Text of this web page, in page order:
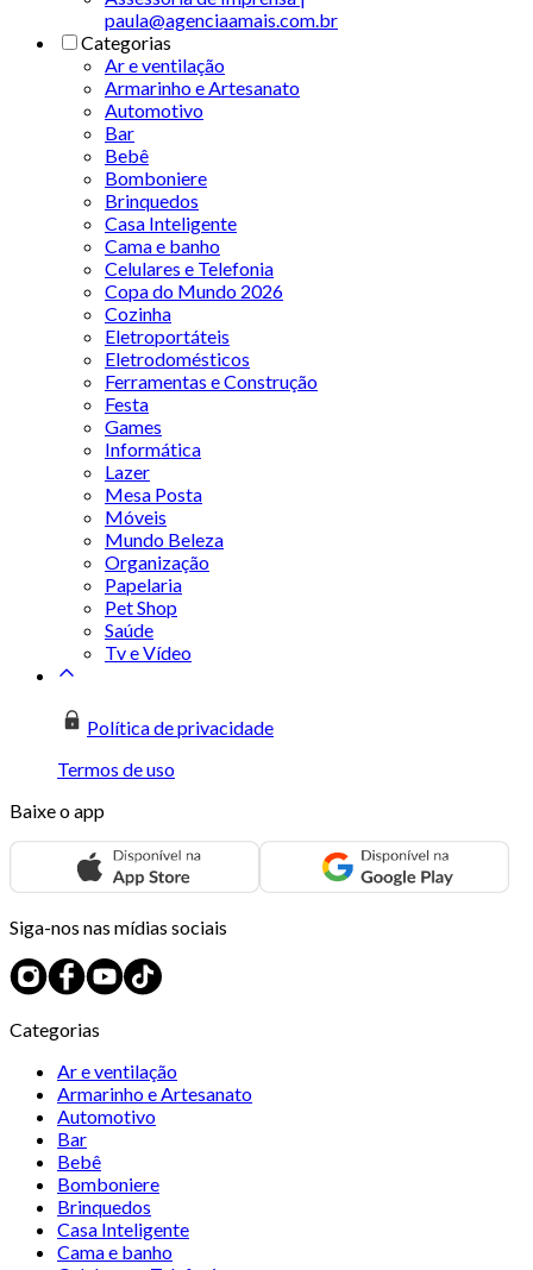
paula@agenciaamais.com.br
Categorias
Ar e ventilação
Armarinho e Artesanato
Automotivo
Bar
Bebê
Bomboniere
Brinquedos
Casa Inteligente
Cama e banho
Celulares e Telefonia
Copa do Mundo 2026
Cozinha
Eletroportáteis
Eletrodomésticos
Ferramentas e Construção
Festa
Games
Informática
Lazer
Mesa Posta
Móveis
Mundo Beleza
Organização
Papelaria
Pet Shop
Saúde
Tv e Vídeo
Política de privacidade
Termos de uso
Baixe o app
Siga-nos nas mídias sociais
Categorias
Ar e ventilação
Armarinho e Artesanato
Automotivo
Bar
Bebê
Bomboniere
Brinquedos
Casa Inteligente
Cama e banho